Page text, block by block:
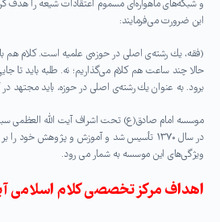
و شبکه‌های ماهواره‌ای مسموم اعتقادات شیعه را هدف
این ضرورت می‌فرمایند:
(فقه، یك رشته‌ى اصلى در حوزه‌ى علمیه است. كلام هم
حالا چند ساعت هم كلام مى‌گذاریم؛ نه. طلبه باید تا
برود. به عنوان یك رشته‌ى اصلى در حوزه، باید مجتهد
موسسه امام صادق(ع) تحت اشراف آیت الله العظمی
در سال ۱۳۷۰ تأسیس شد و آموزش و پژوهش خود
ویژگی‌های این موسسه به شمار می رود.
اهداف مرکز تخصصی کلام اسلامی